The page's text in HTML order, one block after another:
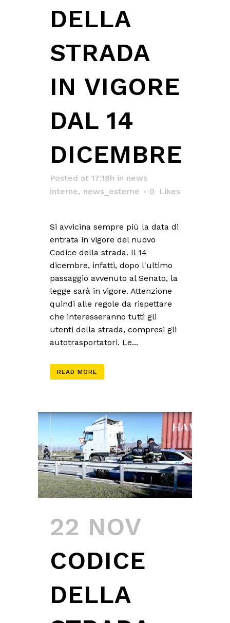
DELLA
STRADA
IN VIGORE
DAL 14
DICEMBRE
Posted at 17:18h in news
interne, news_esterne 0 Likes
Si avvicina sempre più la data di
entrata in vigore del nuovo
Codice della strada. Il 14
dicembre, infatti, dopo l'ultimo
passaggio avvenuto al Senato, la
legge sarà in vigore. Attenzione
quindi alle regole da rispettare
che interesseranno tutti gli
utenti della strada, compresi gli
autotrasportatori. Le...
READ MORE
22 NOV
CODICE
DELLA